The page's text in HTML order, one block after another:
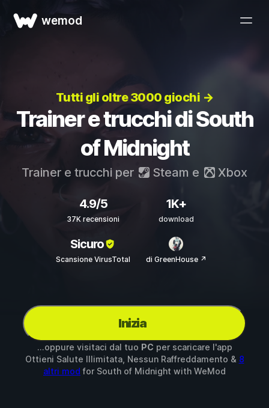
wemod
Tutti gli oltre 3000 giochi →
Trainer e trucchi di South
of Midnight
Trainer e trucchi per Steam e Xbox
4.9/5
37K recensioni
1K+
download
Sicuro
Scansione VirusTotal di GreenHouse ↗
Inizia
...oppure visitaci dal tuo PC per scaricare l'app
Ottieni Salute Illimitata, Nessun Raffreddamento & 8
altri mod for South of Midnight with WeMod